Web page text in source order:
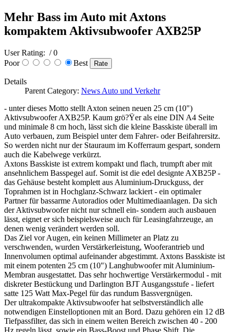
Mehr Bass im Auto mit Axtons
kompaktem Aktivsubwoofer AXB25P
User Rating: / 0
Poor
Best
Details
Parent Category: News Auto und Verkehr
- unter dieses Motto stellt Axton seinen neuen 25 cm (10")
Aktivsubwoofer AXB25P. Kaum grö?Ÿer als eine DIN A4 Seite
und minimale 8 cm hoch, lässt sich die kleine Basskiste überall im
Auto verbauen, zum Beispiel unter dem Fahrer- oder Beifahrersitz.
So werden nicht nur der Stauraum im Kofferraum gespart, sondern
auch die Kabelwege verkürzt.
Axtons Basskiste ist extrem kompakt und flach, trumpft aber mit
ansehnlichem Basspegel auf. Somit ist die edel designte AXB25P -
das Gehäuse besteht komplett aus Aluminium-Druckguss, der
Toprahmen ist in Hochglanz-Schwarz lackiert - ein optimaler
Partner für bassarme Autoradios oder Multimediaanlagen. Da sich
der Aktivsubwoofer nicht nur schnell ein- sondern auch ausbauen
lässt, eignet er sich beispielsweise auch für Leasingfahrzeuge, an
denen wenig verändert werden soll.
Das Ziel vor Augen, ein keinen Millimeter an Platz zu
verschwenden, wurden Verstärkerleistung, Wooferantrieb und
Innenvolumen optimal aufeinander abgestimmt. Axtons Basskiste ist
mit einem potenten 25 cm (10") Langhubwoofer mit Aluminium-
Membran ausgestattet. Das sehr hochwertige Verstärkermodul - mit
diskreter Bestückung und Darlington BJT Ausgangsstufe - liefert
satte 125 Watt Max-Pegel für das rundum Bassvergnügen.
Der ultrakompakte Aktivsubwoofer hat selbstverständlich alle
notwendigen Einstelloptionen mit an Bord. Dazu gehören ein 12 dB
Tiefpassfilter, das sich in einem weiten Bereich zwischen 40 - 200
Hz regeln lässt, sowie ein Bass-Boost und Phase Shift. Die